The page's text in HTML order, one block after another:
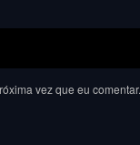
vez que eu comentar.